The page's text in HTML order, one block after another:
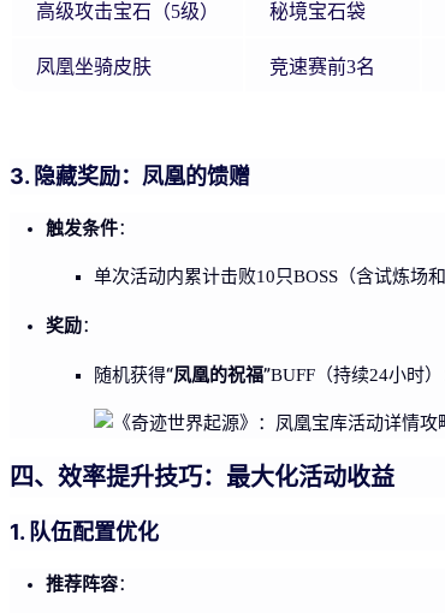
高级攻击宝石（5级） 秘境宝石袋
凤凰坐骑皮肤 竞速赛前3名
3. 隐藏奖励：凤凰的馈赠
触发条件：
单次活动内累计击败10只BOSS（含试炼场和
奖励：
随机获得“凤凰的祝福”BUFF（持续24小时
四、效率提升技巧：最大化活动收益
1. 队伍配置优化
推荐阵容：